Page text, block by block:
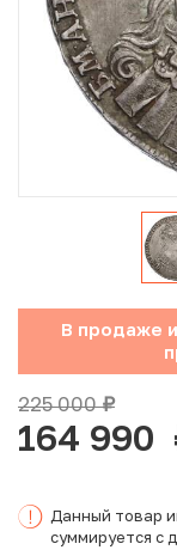
Юбилейные
Памятные и
Иностранные
Неофициальные
Античные и
Наборы монет
Инвестиционные
В продаже
225 000руб.
164 990
Данный товар
суммируется с